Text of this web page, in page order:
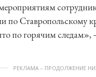
по Ставропольскому
по горячим
РЕКЛАМА – ПРОДОЛЖЕНИЕ